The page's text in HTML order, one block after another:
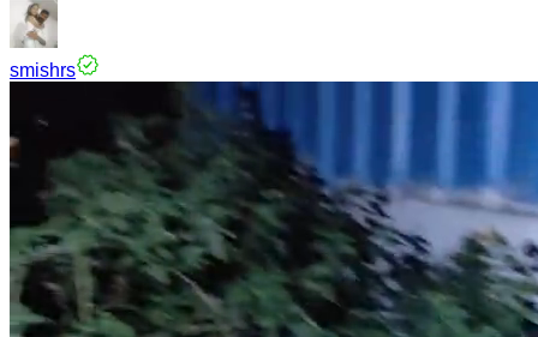
smishrs